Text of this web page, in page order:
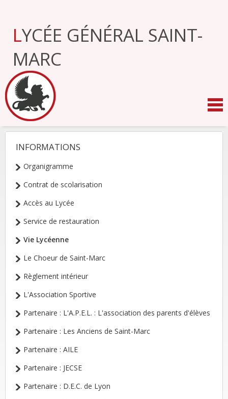
navigation
LYCÉE GÉNÉRAL SAINT-
MARC
NAVIGATION
INFORMATIONS
Organigramme
Contrat de scolarisation
Accès au Lycée
Service de restauration
Vie Lycéenne
Le Choeur de Saint-Marc
Règlement intérieur
L'Association Sportive
Partenaire : L'A.P.E.L. : L'association des parents d'élèves
Partenaire : Les Anciens de Saint-Marc
Partenaire : AILE
Partenaire : JECSE
Partenaire : D.E.C. de Lyon